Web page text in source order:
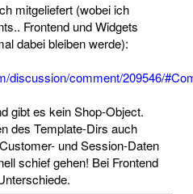
mitgeliefert (wobei ich
Frontend und Widgets
dabei bleiben werde):
discussion/comment/209546/
gibt es kein Shop-Object.
des Template-Dirs auch
und Session-Daten
schief gehen! Bei Frontend